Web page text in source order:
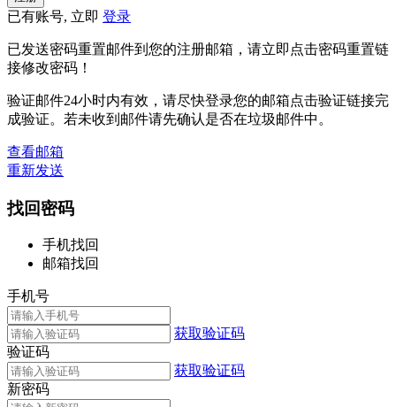
已有账号, 立即 登录
已发送密码重置邮件到您的注册邮箱，请立即点击密码重置链
接修改密码！
验证邮件24小时内有效，请尽快登录您的邮箱点击验证链接完
成验证。若未收到邮件请先确认是否在垃圾邮件中。
查看邮箱
重新发送
找回密码
手机找回
邮箱找回
手机号
获取验证码
验证码
获取验证码
新密码